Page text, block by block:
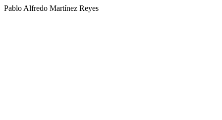
Pablo Alfredo Martínez Reyes